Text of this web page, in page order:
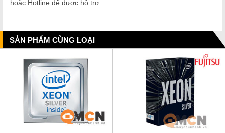
hoặc Hotline để được hỗ trợ.
SẢN PHẨM CÙNG LOẠI